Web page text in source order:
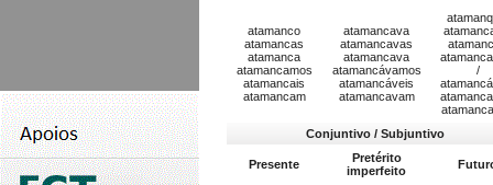
atamanco
atamancas
atamanca
atamancamos
atamancais
atamancam
atamancava
atamancavas
atamancava
atamancávamos
atamancáveis
atamancavam
/
Conjuntivo / Subjuntivo
Presente
Pretérito
imperfeito